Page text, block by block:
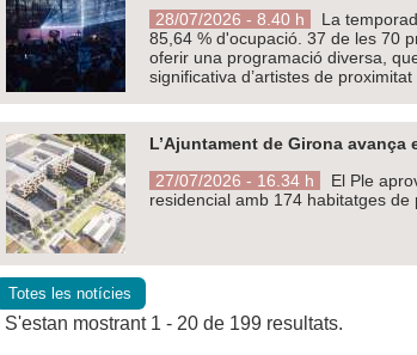
28/07/2026 - 8.40 h
La
85,64 % d'ocupació. 37 de les 70
oferir una programació diversa,
significativa d’artistes de
L’Ajuntament de Girona
27/07/2026 - 16.34 h
El Ple
residencial amb 174 habitatges
Totes les notícies
S'estan mostrant 1 - 20 de 199 resultats.